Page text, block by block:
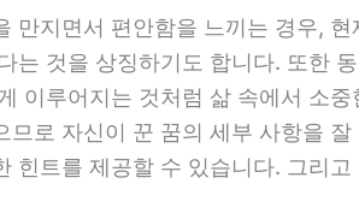
지면서 편안함을 느끼는 경우, 현
것을 상징하기도 합니다. 또한
이루어지는 것처럼 삶 속에서 소
로 자신이 꾼 꿈의 세부 사항을
힌트를 제공할 수 있습니다. 그리